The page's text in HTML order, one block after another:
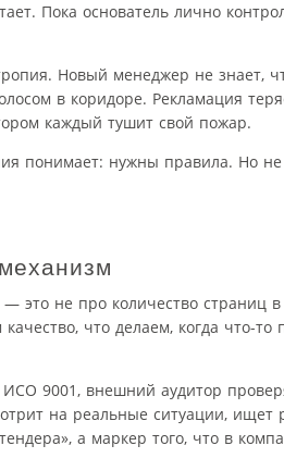
Пока основатель лично
Новый менеджер не знает,
в коридоре. Рекламация
каждый тушит свой пожар.
понимает: нужны правила. Но
это не про количество страниц
что делаем, когда что-
9001, внешний аудитор
на реальные ситуации,
а маркер того, что в